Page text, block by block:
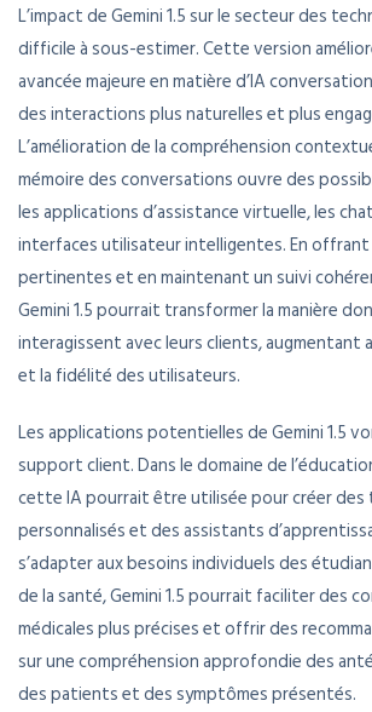
L’impact de Gemini 1.5 sur le secteur des
difficile à sous-estimer. Cette version
avancée majeure en matière d’IA
des interactions plus naturelles et plus
L’amélioration de la compréhension
mémoire des conversations ouvre des
les applications d’assistance virtuelle, les
interfaces utilisateur intelligentes. En
pertinentes et en maintenant un suivi
Gemini 1.5 pourrait transformer la manière
interagissent avec leurs clients, augmentant
et la fidélité des utilisateurs.
Les applications potentielles de Gemini 1.5
support client. Dans le domaine de
cette IA pourrait être utilisée pour créer
personnalisés et des assistants
s’adapter aux besoins individuels des
de la santé, Gemini 1.5 pourrait faciliter des
médicales plus précises et offrir des
sur une compréhension approfondie des
des patients et des symptômes présentés.